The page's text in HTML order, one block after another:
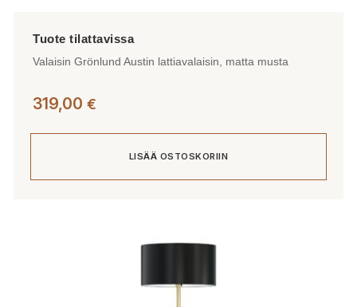
Valaisin Grönlund Austin lattiavalaisin, matta musta
319,00 €
LISÄÄ OSTOSKORIIN